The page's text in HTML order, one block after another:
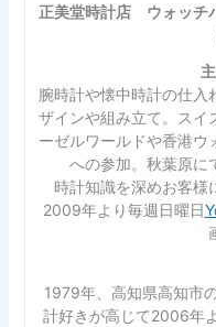
正美堂時計店 ウォッチ
腕時計や懐中時計の仕入
ザインや組み立て。スイ
ーゼルワールドや香港ウ
への参加。秋葉原に
時計知識を深めお客様
2009年より毎週日曜日
1979年、高知県高知市
計好きが高じて2006年